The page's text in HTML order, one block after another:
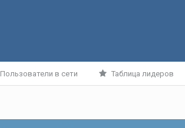
Пользователи в сети Таблица лидеров